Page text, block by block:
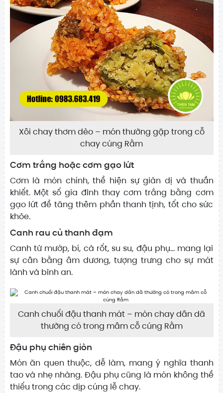
Xôi chay thơm dẻo – món thường gặp trong cỗ
chay cúng Rằm
Cơm trắng hoặc cơm gạo lứt
Cơm là món chính, thể hiện sự giản dị và thuần
khiết. Một số gia đình thay cơm trắng bằng cơm
gạo lứt để tăng thêm phần thanh tịnh, tốt cho sức
khỏe.
Canh rau củ thanh đạm
Canh từ mướp, bí, cà rốt, su su, đậu phụ… mang lại
sự cân bằng âm dương, tượng trưng cho sự mát
lành và bình an.
Canh chuối đậu thanh mát – món chay dân dã
thường có trong mâm cỗ cúng Rằm
Đậu phụ chiên giòn
Món ăn quen thuộc, dễ làm, mang ý nghĩa thanh
tao và nhẹ nhàng. Đậu phụ cũng là món không thể
thiếu trong các dịp cúng lễ chay.